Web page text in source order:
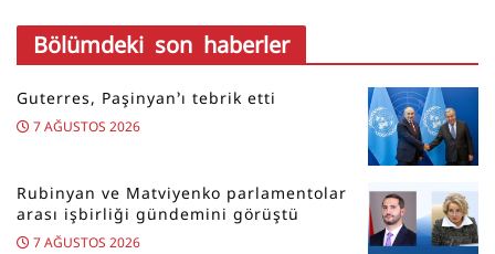
Bölümdeki son haberler
Guterres, Paşinyan’ı tebrik etti
7 AĞUSTOS 2026
Rubinyan ve Matviyenko parlamentolar
arası işbirliği gündemini görüştü
7 AĞUSTOS 2026